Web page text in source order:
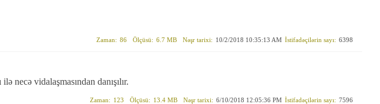
6398
İstifadəçilərin sayı:
10/2/2018 10:35:13 AM
Nəşr tarixi:
6.7 MB
Ölçüsü:
86
Zaman:
necə vidalaşmasından danışılır.
7596
İstifadəçilərin sayı:
6/10/2018 12:05:36 PM
Nəşr tarixi:
13.4 MB
Ölçüsü:
123
Zaman: